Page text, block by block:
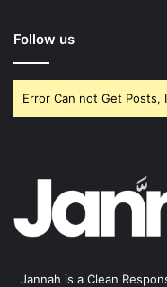
Follow us
Error Can not Get
Jannah is a Clean